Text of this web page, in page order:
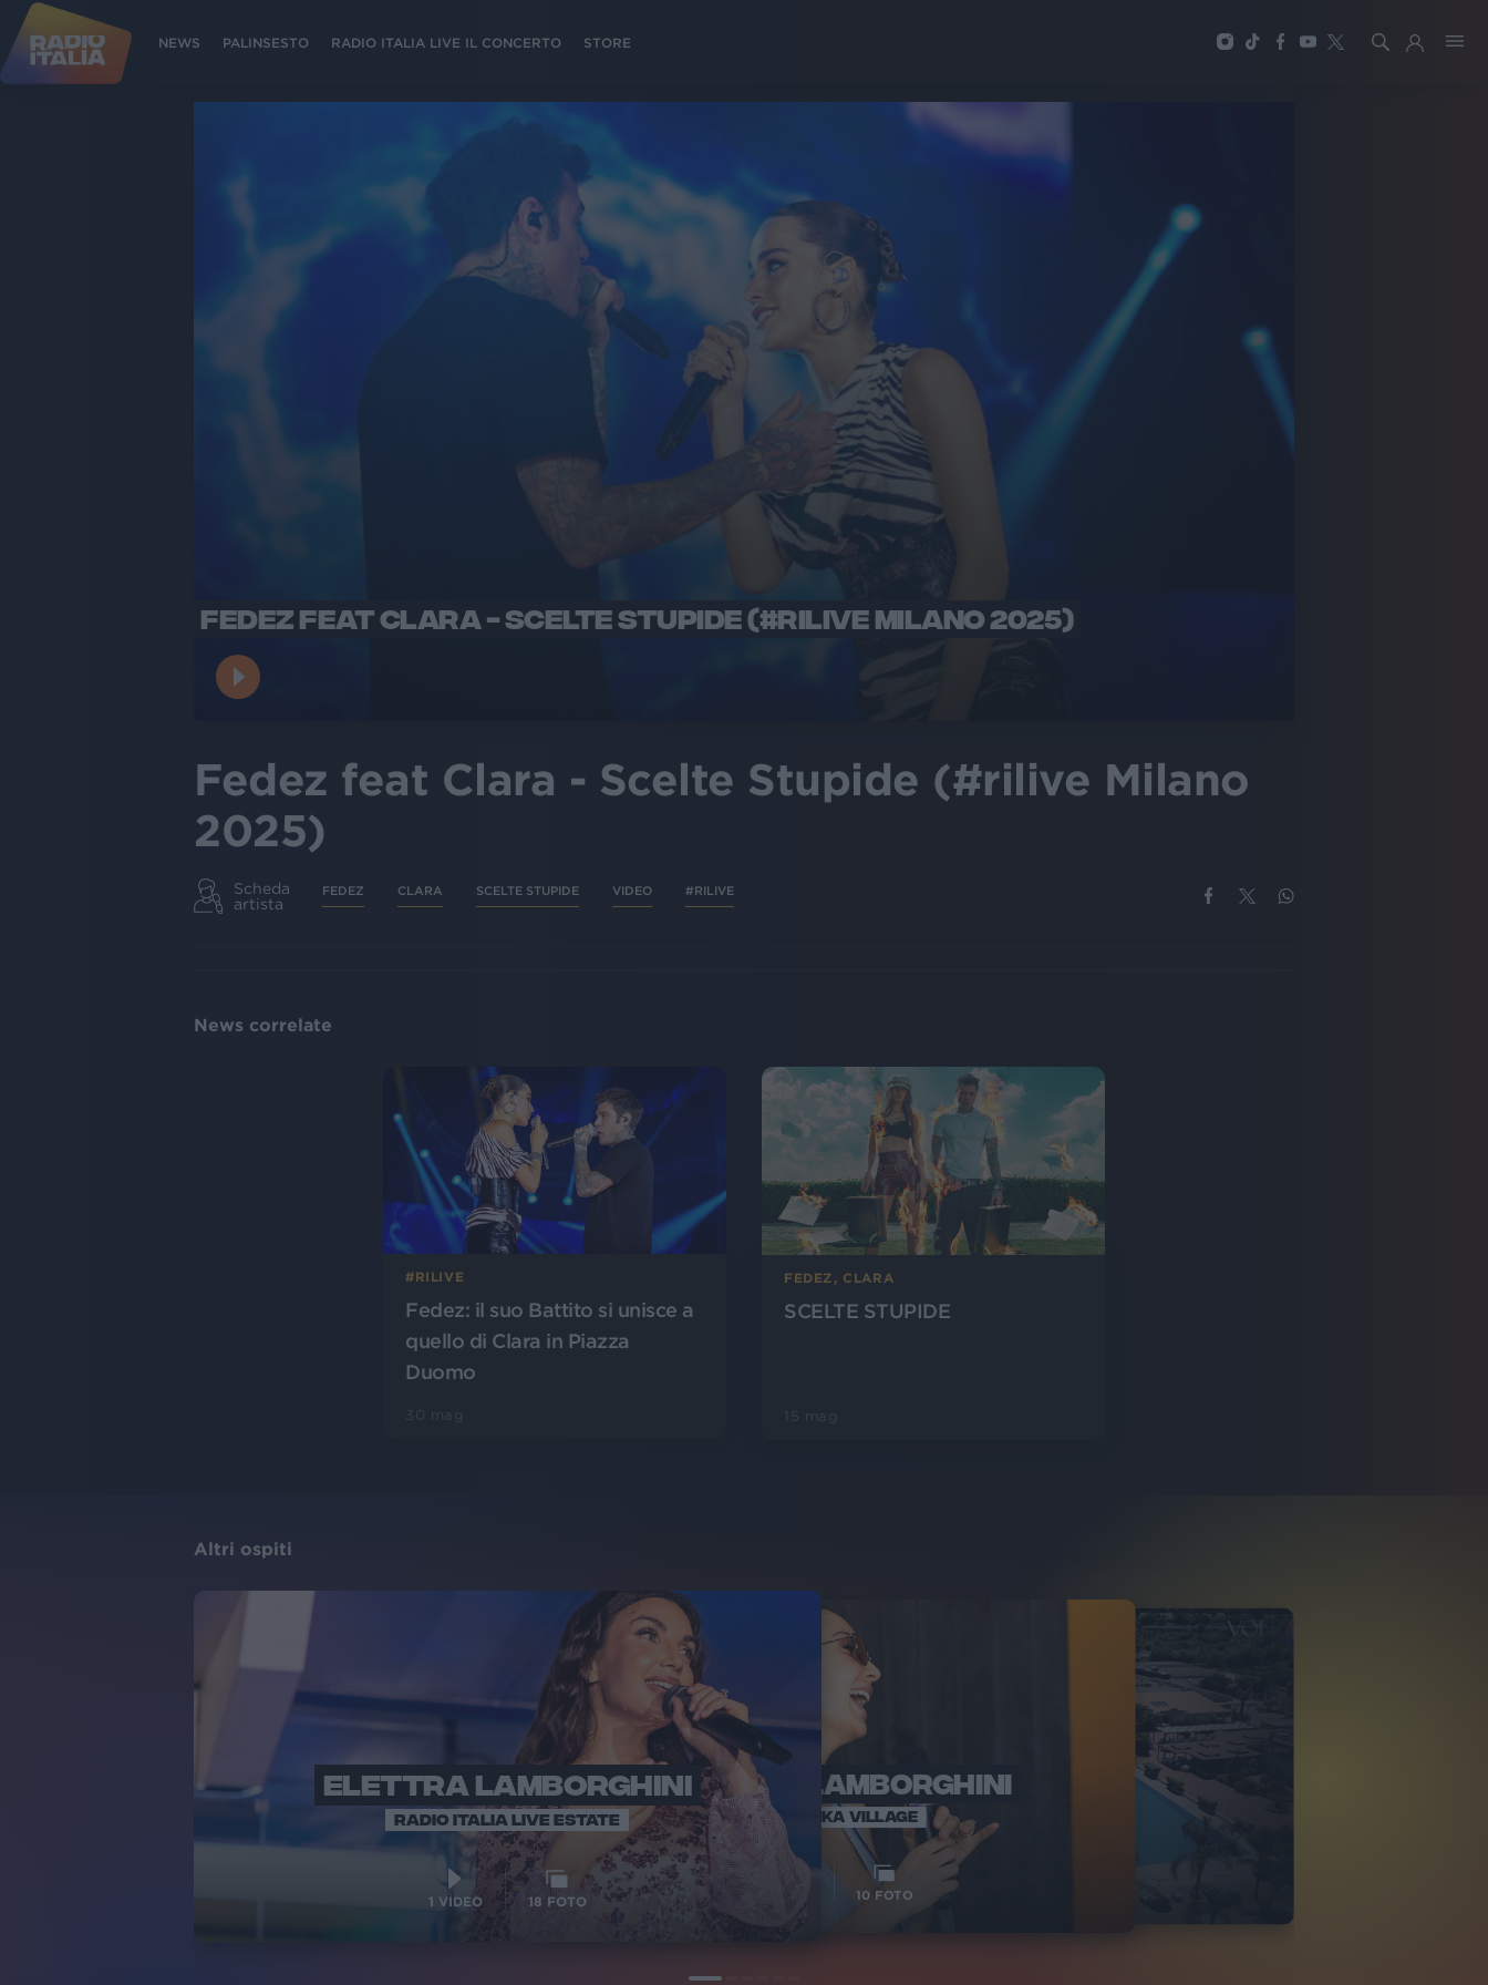
NEWS PALINSESTO RADIO ITALIA LIVE IL CONCERTO STORE
FEDEZ FEAT CLARA - SCELTE STUPIDE (#RILIVE MILANO 2025)
Fedez feat Clara - Scelte Stupide (#rilive Milano
2025)
Scheda
artista
FEDEZ CLARA SCELTE STUPIDE VIDEO #RILIVE
News correlate
#RILIVE
Fedez: il suo Battito si unisce a
quello di Clara in Piazza
Duomo
FEDEZ, CLARA
SCELTE STUPIDE
Altri ospiti
ELETTRA LAMBORGHINI
RADIO ITALIA LIVE ESTATE
1 VIDEO 18 FOTO
ELETTRA LAMBORGHINI
VOI TANKA VILLAGE
10 FOTO
RADIO ITALIA
VOI TANKA VILLAGE